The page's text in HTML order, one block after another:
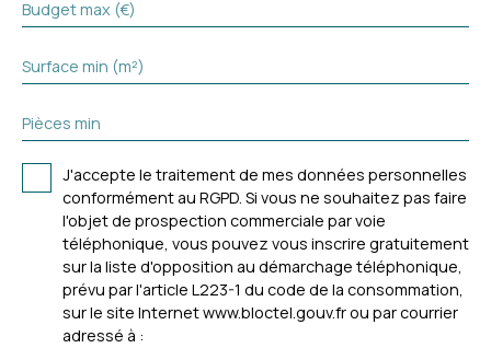
Budget max (€)
Surface min (m²)
Pièces min
J'accepte le traitement de mes données personnelles
conformément au RGPD. Si vous ne souhaitez pas faire
l'objet de prospection commerciale par voie
téléphonique, vous pouvez vous inscrire gratuitement
sur la liste d'opposition au démarchage téléphonique,
prévu par l'article L223-1 du code de la consommation,
sur le site Internet www.bloctel.gouv.fr ou par courrier
adressé à :